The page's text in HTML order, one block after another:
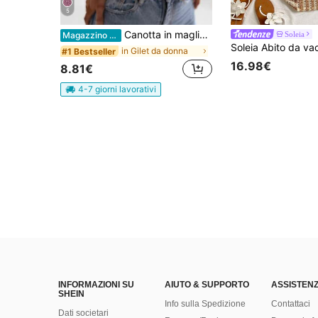
5
Magazzino EU Canotta in maglia lurex dorata alla moda da donna, scollo a V, vestibilità regolare, ideale per uscite estive, chic & elegante, appuntamenti serali autunnali
#1 Bestseller in Gilet da donna
8.81€
4-7 giorni lavorativi
Soleia
16.98€
INFORMAZIONI SU
SHEIN
Dati societari
AIUTO & SUPPORTO
Info sulla Spedizione
Contattaci